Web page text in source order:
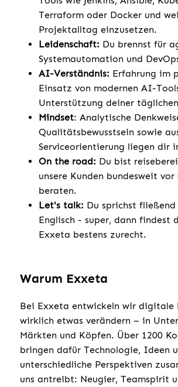
Terraform oder Docker und
Projektalltag einzusetzen.
Leidenschaft: Du brennst für
Systemautomation und
AI-Verständnis: Erfahrung im
Einsatz von modernen AI-
Unterstützung deiner
Mindset: Analytische
Qualitätsbewusstsein sowie
Serviceorientierung liegen dir
On the road: Du bist
unsere Kunden bundesweit
beraten.
Let's talk: Du sprichst fließend
Englisch - super, dann findest
Exxeta bestens zurecht.
Warum Exxeta
Bei Exxeta entwickeln wir digitale
wirklich etwas verändern – in
Märkten und Köpfen. Über 1200
bringen dafür Technologie, Ideen
unterschiedliche Perspektiven
uns antreibt: Neugier, Teamspirit